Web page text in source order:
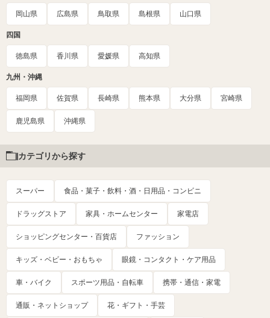
岡山県 広島県 鳥取県 島根県 山口県
四国
徳島県 香川県 愛媛県 高知県
九州・沖縄
福岡県 佐賀県 長崎県 熊本県 大分県 宮崎県
鹿児島県 沖縄県
カテゴリから探す
スーパー 食品・菓子・飲料・酒・日用品・コンビニ
ドラッグストア 家具・ホームセンター 家電店
ショッピングセンター・百貨店 ファッション
キッズ・ベビー・おもちゃ 眼鏡・コンタクト・ケア用品
車・バイク スポーツ用品・自転車 携帯・通信・家電
通販・ネットショップ 花・ギフト・手芸